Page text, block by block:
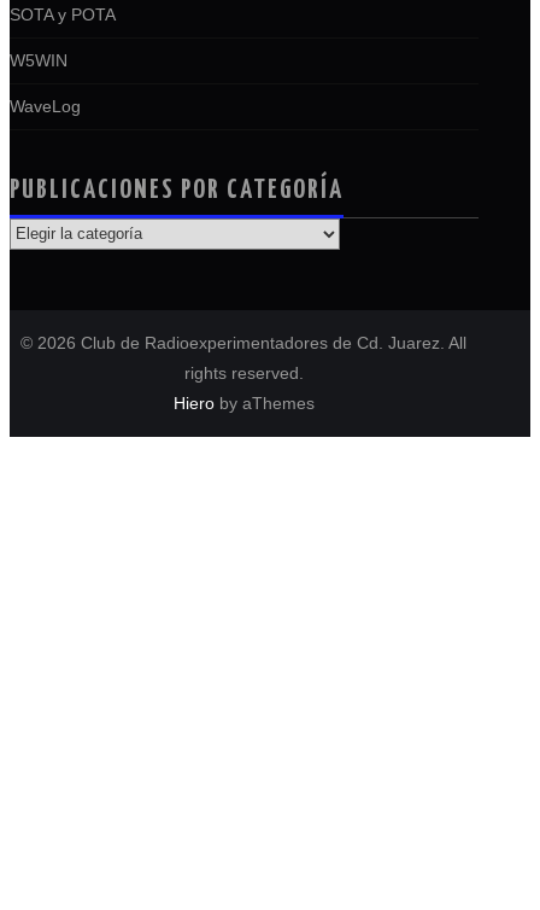
SOTA y POTA
W5WIN
WaveLog
PUBLICACIONES POR CATEGORÍA
PUBLICACIONES
© 2026 Club de Radioexperimentadores de Cd. Juarez. All
rights reserved.
Hieroby aThemes